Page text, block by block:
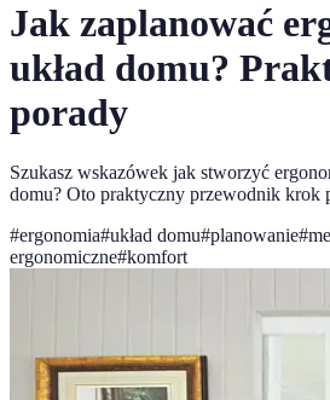
Jak zaplanować
układ domu?
porady
Szukasz wskazówek jak stworzyć
domu? Oto praktyczny przewodnik krok
#ergonomia#układ domu#planowanie#
ergonomiczne#komfort